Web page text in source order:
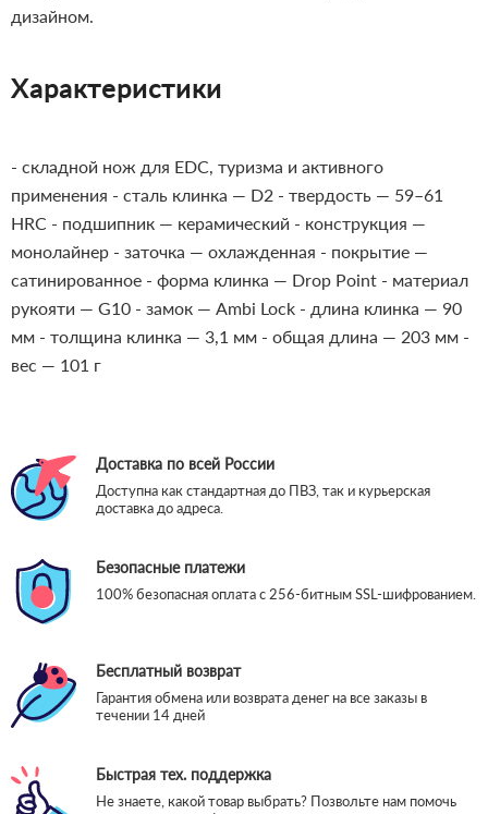
дизайном.
Характеристики
- складной нож для EDC, туризма и активного
применения - сталь клинка — D2 - твердость — 59–61
HRC - подшипник — керамический - конструкция —
монолайнер - заточка — охлажденная - покрытие —
сатинированное - форма клинка — Drop Point - материал
рукояти — G10 - замок — Ambi Lock - длина клинка — 90
мм - толщина клинка — 3,1 мм - общая длина — 203 мм -
вес — 101 г
Доставка по всей России
Доступна как стандартная до ПВЗ, так и курьерская
доставка до адреса.
Безопасные платежи
100% безопасная оплата с 256-битным SSL-шифрованием.
Бесплатный возврат
Гарантия обмена или возврата денег на все заказы в
течении 14 дней
Быстрая тех. поддержка
Не знаете, какой товар выбрать? Позвольте нам помочь